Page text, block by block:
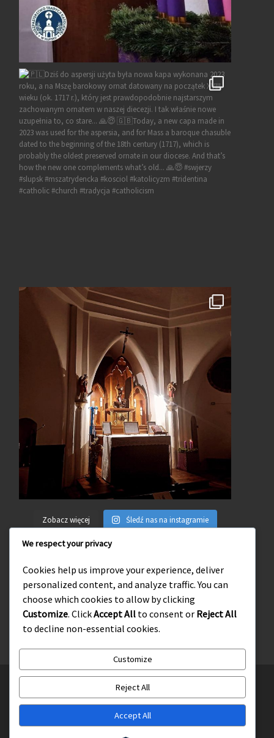
Zobacz więcej Śledź nas na instagramie
Wejdź na naszego facebooka
Słupskie Środowisko Tradycji Katolickiej
prawa zastrzeżone
– Zaprojektowano z
We respect your privacy
Cookies help us improve your experience, deliver
personalized content, and analyze traffic. You can
choose which cookies to allow by clicking
Customize. ClickAccept All to consent or Reject All
to decline non-essential cookies.
Customize
Reject All
Accept All